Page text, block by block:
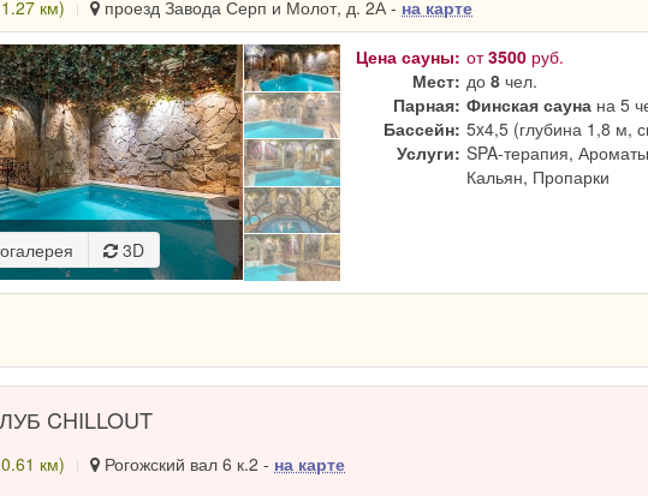
км) проезд Завода Серп и Молот, д. 2А - на карте
3D
Цена сауны: от3500 руб.
Мест: до8 чел.
Парная: Финская сауна на 5
Бассейн: 5x4,5 (глубина 1,8 м,
Услуги: SPA-терапия,
Кальян, Пропарки
CHILLOUT
км) Рогожский вал 6 к.2 - на карте